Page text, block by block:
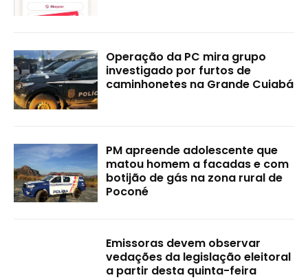
Operação da PC mira grupo
investigado por furtos de
caminhonetes na Grande Cuiabá
PM apreende adolescente que
matou homem a facadas e com
botijão de gás na zona rural de
Poconé
Emissoras devem observar
vedações da legislação eleitoral
a partir desta quinta-feira